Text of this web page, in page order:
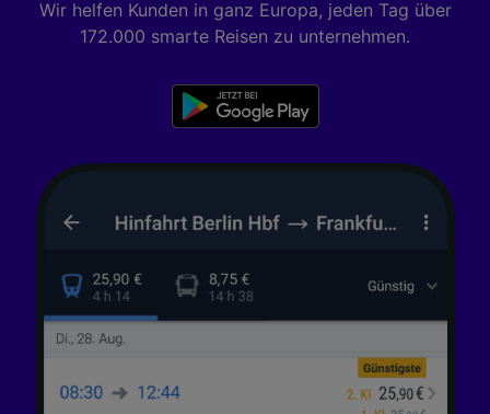
Wir helfen Kunden in ganz Europa, jeden Tag über
172.000 smarte Reisen zu unternehmen.